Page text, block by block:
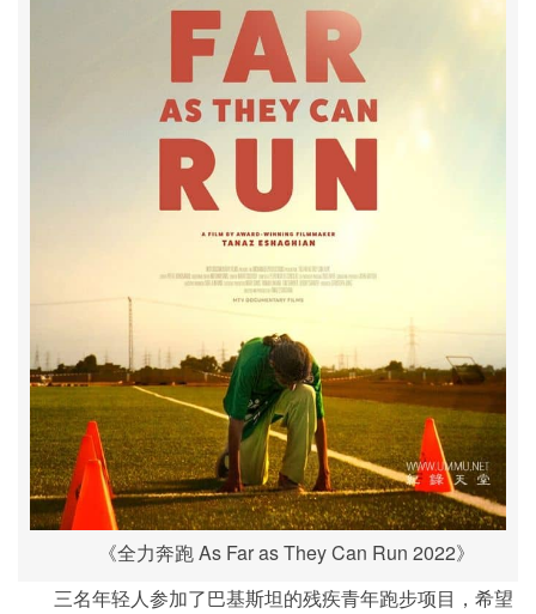
《全力奔跑 As Far as They Can Run 2022》
三名年轻人参加了巴基斯坦的残疾青年跑步项目，希望